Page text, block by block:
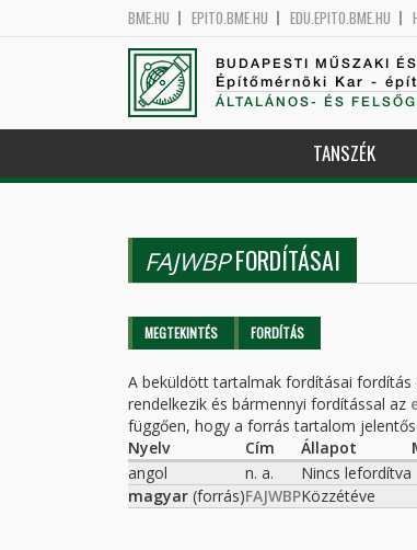
BME.HU EPITO.BME.HU EDU.EPITO.BME.HU
BUDAPESTI MŰSZAKI
Építőmérnöki Kar -
ÁLTALÁNOS- ÉS
TANSZÉK
FAJWBPFORDÍTÁSAI
Elsődleges fülek
MEGTEKINTÉS FORDÍTÁS
A beküldött tartalmak fordításai
rendelkezik és bármennyi fordítással az
függően, hogy a forrás tartalom
Nyelv
Cím Állapot
angol
n. a.
Nincs lefordítva
magyar (forrás)FAJWBPKözzétéve